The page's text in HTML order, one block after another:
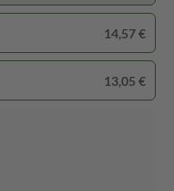
14,57 €
13,05 €